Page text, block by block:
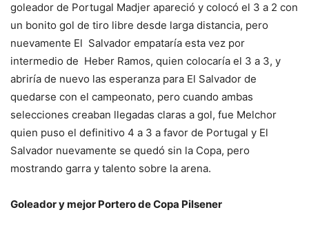
goleador de Portugal Madjer apareció y colocó el 3 a 2 con
un bonito gol de tiro libre desde larga distancia, pero
nuevamente El Salvador empataría esta vez por
intermedio de Heber Ramos, quien colocaría el 3 a 3, y
abriría de nuevo las esperanza para El Salvador de
quedarse con el campeonato, pero cuando ambas
selecciones creaban llegadas claras a gol, fue Melchor
quien puso el definitivo 4 a 3 a favor de Portugal y El
Salvador nuevamente se quedó sin la Copa, pero
mostrando garra y talento sobre la arena.
Goleador y mejor Portero de Copa Pilsener